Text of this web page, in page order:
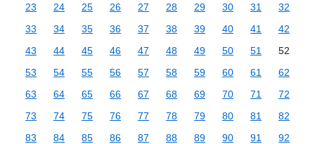
23
24 25 26 27 28 29 30 31
32
33
34 35 36 37 38 39 40 41
42
43
44 45 46 47 48 49 50 51
52
53
54 55 56 57 58 59 60 61
62
63
64 65 66 67 68 69 70 71
72
73
74 75 76 77 78 79 80 81
82
83
84 85 86 87 88 89 90 91
92